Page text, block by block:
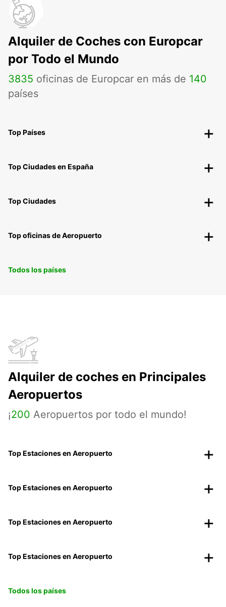
Alquiler de Coches con Europcar
por Todo el Mundo
3835 oficinas de Europcar en más de 140
países
Top Países
Top Ciudades en España
Top Ciudades
Top oficinas de Aeropuerto
Todos los países
Alquiler de coches en Principales
Aeropuertos
¡200 Aeropuertos por todo el mundo!
Top Estaciones en Aeropuerto
Top Estaciones en Aeropuerto
Top Estaciones en Aeropuerto
Top Estaciones en Aeropuerto
Todos los países